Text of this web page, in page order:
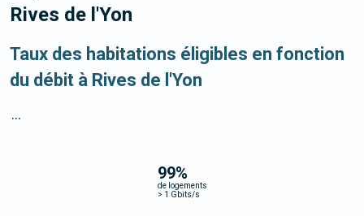
Rives de l'Yon
Taux des habitations éligibles en fonction
du débit à Rives de l'Yon
99%
de logements
> 1 Gbits/s
...